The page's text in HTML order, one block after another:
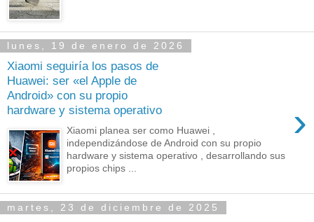
lunes, 19 de enero de 2026
Xiaomi seguiría los pasos de
Huawei: ser «el Apple de
Android» con su propio
hardware y sistema operativo
›
Xiaomi planea ser como Huawei ,
independizándose de Android con su propio
hardware y sistema operativo , desarrollando sus
propios chips ...
martes, 23 de diciembre de 2025